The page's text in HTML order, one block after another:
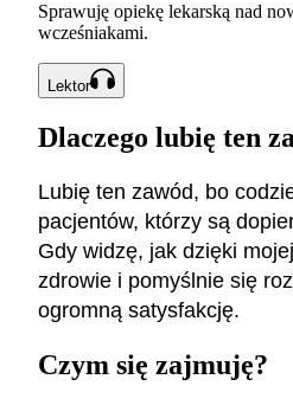
Sprawuję opiekę lekarską nad
wcześniakami.
Lektor
Dlaczego lubię ten
Lubię ten zawód, bo
pacjentów, którzy są
Gdy widzę, jak dzięki
zdrowie i pomyślnie się
ogromną satysfakcję.
Czym się zajmuję?